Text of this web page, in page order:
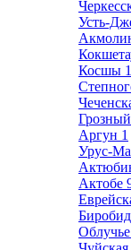
Усть-
Косшы 1
Грозный
Аргун 1
Урус-
Актобе
Облучье